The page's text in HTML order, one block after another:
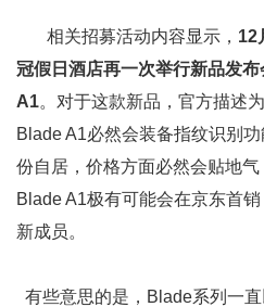
相关招募活动内容显示， 12
冠假日酒店再一次举行新品发
A1。对于这款新品，官方描述
Blade A1必然会装备指纹识别
份自居，价格方面必然会贴地
Blade A1极有可能会在京东首
新成员。
有些意思的是，Blade系列一